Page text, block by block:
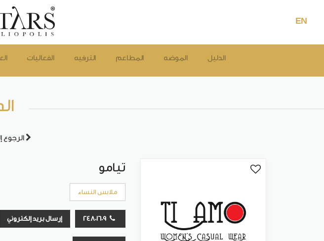
EN
الفعاليات الترفيه المطاعم الموضه الدليل
الرجوع
تيامو
ملابس النساء
إرسال بريد إلكتروني